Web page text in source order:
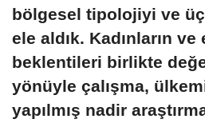
bölgesel tipolojiyi ve
ele aldık. Kadınların
beklentileri birlikte
yönüyle çalışma,
yapılmış nadir